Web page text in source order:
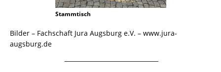
Stammtisch
Bilder – Fachschaft Jura Augsburg e.V. – www.jura-
augsburg.de
¯¯¯¯¯¯¯¯¯¯¯¯¯¯¯¯¯¯¯¯¯¯¯¯¯¯¯¯¯¯¯¯¯¯¯¯¯¯